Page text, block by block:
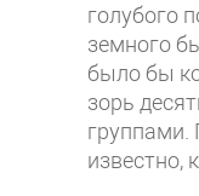
голубого
земного
было бы
зорь
группами.
известно,